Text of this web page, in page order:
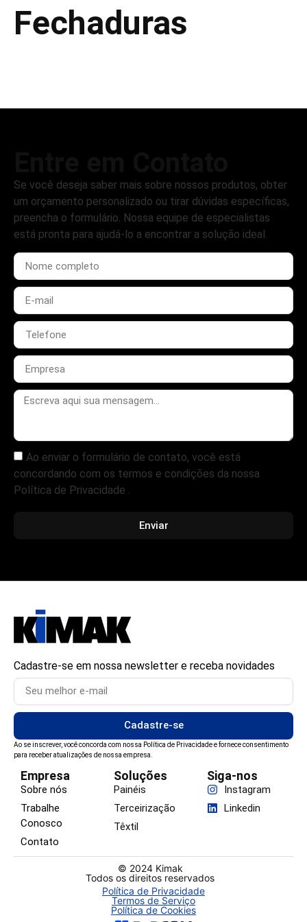
Fechaduras
Se você deseja saber mais sobre nossos produtos, obter
um orçamento personalizado ou tirar dúvidas específicas,
preencha o formulário. Nossa equipe de especialistas
está pronta para ajudá-lo a encontrar a solução ideal.
Ao enviar o formulário de contato, você está
concordando com os termos e condições da nossa
Política de Privacidade .
Enviar
Cadastre-se em nossa newsletter e receba novidades
Cadastre-se
Ao se inscrever, você concorda com nossa Política de Privacidade e fornece consentimento
para receber atualizações de nossa empresa.
Empresa
Sobre nós
Trabalhe
Conosco
Contato
Soluções
Painéis
Terceirização
Têxtil
Siga-nos
Instagram
Linkedin
© 2024 Kimak
Todos os direitos reservados
Política de Privacidade
Termos de Serviço
Política de Cookies